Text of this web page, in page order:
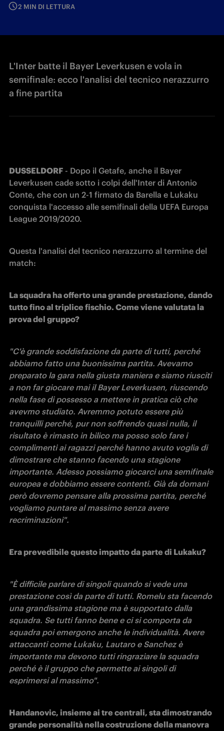
2 MIN DI LETTURA
L'Inter batte il Bayer Leverkusen e vola in
semifinale: ecco l'analisi del tecnico nerazzurro
a fine partita
DUSSELDORF - Dopo il Getafe, anche il Bayer
Leverkusen cade sotto i colpi dell'Inter di Antonio
Conte, che con un 2-1 firmato da Barella e Lukaku
conquista l'accesso alle semifinali della UEFA Europa
League 2019/2020.
Questa l'analisi del tecnico nerazzurro al termine del
match:
La squadra ha offerto una grande prestazione, dando
tutto fino al triplice fischio. Come viene valutata la
prova del gruppo?
"C'è grande soddisfazione da parte di tutti, perché
abbiamo fatto una buonissima partita. Avevamo
preparato la gara nella giusta maniera e siamo riusciti
a non far giocare mai il Bayer Leverkusen, riuscendo
nella fase di possesso a mettere in pratica ciò che
avevmo studiato. Avremmo potuto essere più
tranquilli perché, pur non soffrendo quasi nulla, il
risultato è rimasto in bilico ma posso solo fare i
complimenti ai ragazzi perché hanno avuto voglia di
dimostrare che stanno facendo una stagione
importante. Adesso possiamo giocarci una semifinale
europea e dobbiamo essere contenti. Già da domani
però dovremo pensare alla prossima partita, perché
vogliamo puntare al massimo senza avere
recriminazioni".
Era prevedibile questo impatto da parte di Lukaku?
"È difficile parlare di singoli quando si vede una
prestazione così da parte di tutti. Romelu sta facendo
una grandissima stagione ma è supportato dalla
squadra. Se tutti fanno bene e ci si comporta da
squadra poi emergono anche le individualità. Avere
attaccanti come Lukaku, Lautaro e Sanchez è
importante ma devono tutti ringraziare la squadra
perché è il gruppo che permette ai singoli di
esprimersi al massimo".
Handanovic, insieme ai tre centrali, sta dimostrando
grande personalità nella costruzione della manovra